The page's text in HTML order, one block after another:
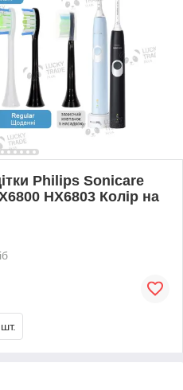
Philips Sonicare
HX6803 Колір на